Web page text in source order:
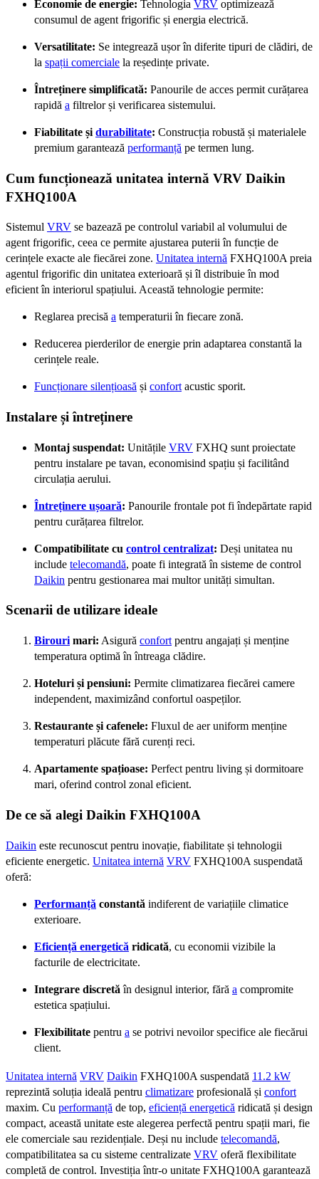
Economie de energie: Tehnologia VRV optimizează
consumul de agent frigorific și energia electrică.
Versatilitate: Se integrează ușor în diferite tipuri de clădiri, de
la spații comerciale la reședințe private.
Întreținere simplificată: Panourile de acces permit curățarea
rapidă a filtrelor și verificarea sistemului.
Fiabilitate și durabilitate: Construcția robustă și materialele
premium garantează performanță pe termen lung.
Cum funcționează unitatea internă VRV Daikin
FXHQ100A
Sistemul VRV se bazează pe controlul variabil al volumului de
agent frigorific, ceea ce permite ajustarea puterii în funcție de
cerințele exacte ale fiecărei zone. Unitatea internă FXHQ100A preia
agentul frigorific din unitatea exterioară și îl distribuie în mod
eficient în interiorul spațiului. Această tehnologie permite:
Reglarea precisă a temperaturii în fiecare zonă.
Reducerea pierderilor de energie prin adaptarea constantă la
cerințele reale.
Funcționare silențioasă și confort acustic sporit.
Instalare și întreținere
Montaj suspendat: Unitățile VRV FXHQ sunt proiectate
pentru instalare pe tavan, economisind spațiu și facilitând
circulația aerului.
Întreținere ușoară: Panourile frontale pot fi îndepărtate rapid
pentru curățarea filtrelor.
Compatibilitate cu control centralizat: Deși unitatea nu
include telecomandă, poate fi integrată în sisteme de control
Daikin pentru gestionarea mai multor unități simultan.
Scenarii de utilizare ideale
Birouri mari: Asigură confort pentru angajați și menține
temperatura optimă în întreaga clădire.
Hoteluri și pensiuni: Permite climatizarea fiecărei camere
independent, maximizând confortul oaspeților.
Restaurante și cafenele: Fluxul de aer uniform menține
temperaturi plăcute fără curenți reci.
Apartamente spațioase: Perfect pentru living și dormitoare
mari, oferind control zonal eficient.
De ce să alegi Daikin FXHQ100A
Daikin este recunoscut pentru inovație, fiabilitate și tehnologii
eficiente energetic. Unitatea internă VRV FXHQ100A suspendată
oferă:
Performanță constantă indiferent de variațiile climatice
exterioare.
Eficiență energetică ridicată, cu economii vizibile la
facturile de electricitate.
Integrare discretă în designul interior, fără a compromite
estetica spațiului.
Flexibilitate pentru a se potrivi nevoilor specifice ale fiecărui
client.
Unitatea internă VRV Daikin FXHQ100A suspendată 11.2 kW
reprezintă soluția ideală pentru climatizare profesională și confort
maxim. Cu performanță de top, eficiență energetică ridicată și design
compact, această unitate este alegerea perfectă pentru spații mari, fie
ele comerciale sau rezidențiale. Deși nu include telecomandă,
compatibilitatea sa cu sisteme centralizate VRV oferă flexibilitate
completă de control. Investiția într-o unitate FXHQ100A garantează